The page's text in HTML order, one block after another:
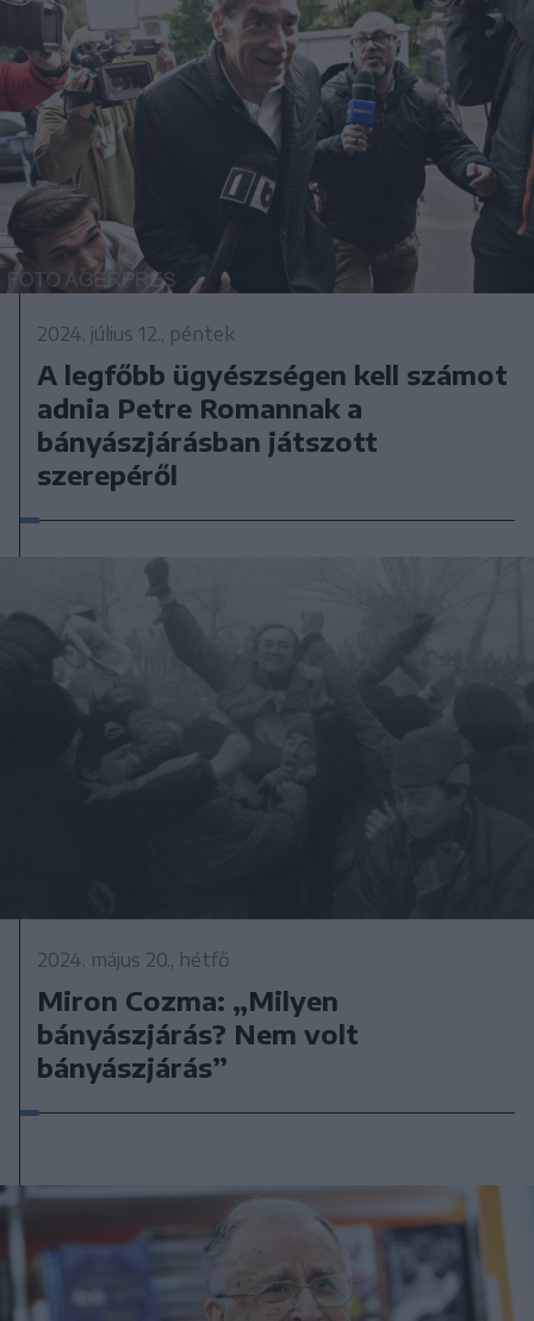
2024. július 12., péntek
A legfőbb ügyészségen kell számot
adnia Petre Romannak a
bányászjárásban játszott
szerepéről
2024. május 20., hétfő
Miron Cozma: „Milyen
bányászjárás? Nem volt
bányászjárás”